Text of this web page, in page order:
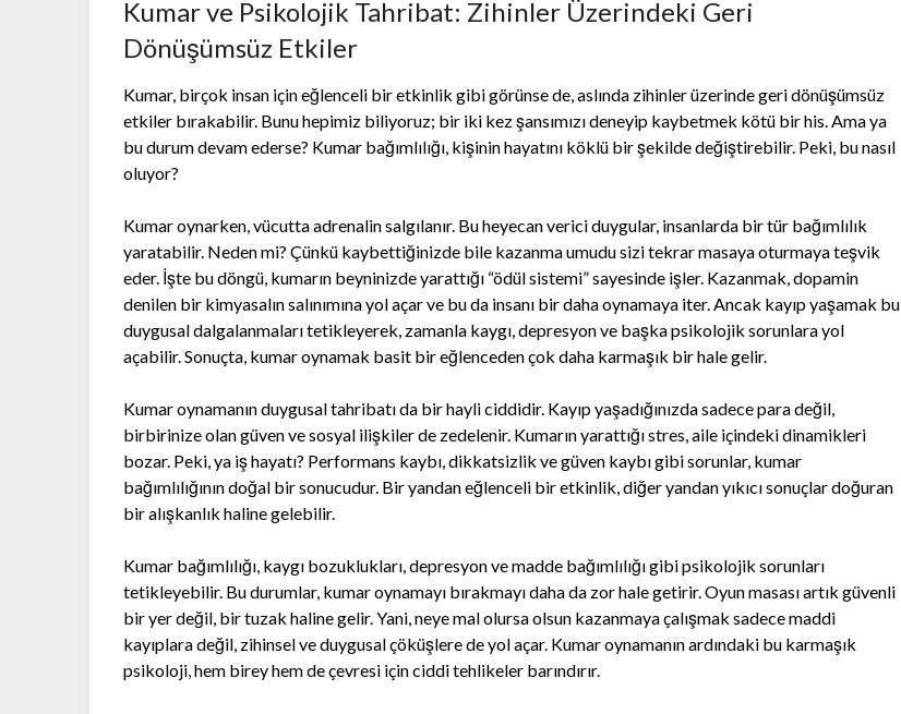
Kumar ve Psikolojik Tahribat: Zihinler Üzerindeki Geri
Dönüşümsüz Etkiler
Kumar, birçok insan için eğlenceli bir etkinlik gibi görünse de, aslında zihinler üzerinde geri dönüşümsüz
etkiler bırakabilir. Bunu hepimiz biliyoruz; bir iki kez şansımızı deneyip kaybetmek kötü bir his. Ama ya
bu durum devam ederse? Kumar bağımlılığı, kişinin hayatını köklü bir şekilde değiştirebilir. Peki, bu nasıl
oluyor?
Kumar oynarken, vücutta adrenalin salgılanır. Bu heyecan verici duygular, insanlarda bir tür bağımlılık
yaratabilir. Neden mi? Çünkü kaybettiğinizde bile kazanma umudu sizi tekrar masaya oturmaya teşvik
eder. İşte bu döngü, kumarın beyninizde yarattığı “ödül sistemi” sayesinde işler. Kazanmak, dopamin
denilen bir kimyasalın salınımına yol açar ve bu da insanı bir daha oynamaya iter. Ancak kayıp yaşamak bu
duygusal dalgalanmaları tetikleyerek, zamanla kaygı, depresyon ve başka psikolojik sorunlara yol
açabilir. Sonuçta, kumar oynamak basit bir eğlenceden çok daha karmaşık bir hale gelir.
Kumar oynamanın duygusal tahribatı da bir hayli ciddidir. Kayıp yaşadığınızda sadece para değil,
birbirinize olan güven ve sosyal ilişkiler de zedelenir. Kumarın yarattığı stres, aile içindeki dinamikleri
bozar. Peki, ya iş hayatı? Performans kaybı, dikkatsizlik ve güven kaybı gibi sorunlar, kumar
bağımlılığının doğal bir sonucudur. Bir yandan eğlenceli bir etkinlik, diğer yandan yıkıcı sonuçlar doğuran
bir alışkanlık haline gelebilir.
Kumar bağımlılığı, kaygı bozuklukları, depresyon ve madde bağımlılığı gibi psikolojik sorunları
tetikleyebilir. Bu durumlar, kumar oynamayı bırakmayı daha da zor hale getirir. Oyun masası artık güvenli
bir yer değil, bir tuzak haline gelir. Yani, neye mal olursa olsun kazanmaya çalışmak sadece maddi
kayıplara değil, zihinsel ve duygusal çöküşlere de yol açar. Kumar oynamanın ardındaki bu karmaşık
psikoloji, hem birey hem de çevresi için ciddi tehlikeler barındırır.